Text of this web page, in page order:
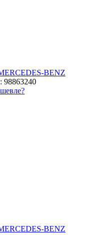
BENZ
98863240
BENZ